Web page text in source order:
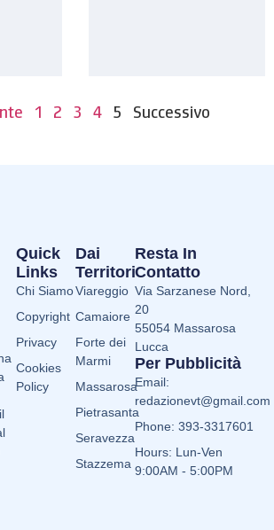
1 2 3 4 5 Successivo
Dai
Territori
Viareggio
Camaiore
Forte dei
Marmi
Massarosa
Pietrasanta
Seravezza
Stazzema
Quick
Links
Chi Siamo
Copyright
Privacy
Cookies
Policy
Resta In
Contatto
Via Sarzanese Nord,
20
55054 Massarosa
Lucca
Per Pubblicità
Email:
redazionevt@gmail.com
Phone: 393-3317601
Hours: Lun-Ven
9:00AM - 5:00PM